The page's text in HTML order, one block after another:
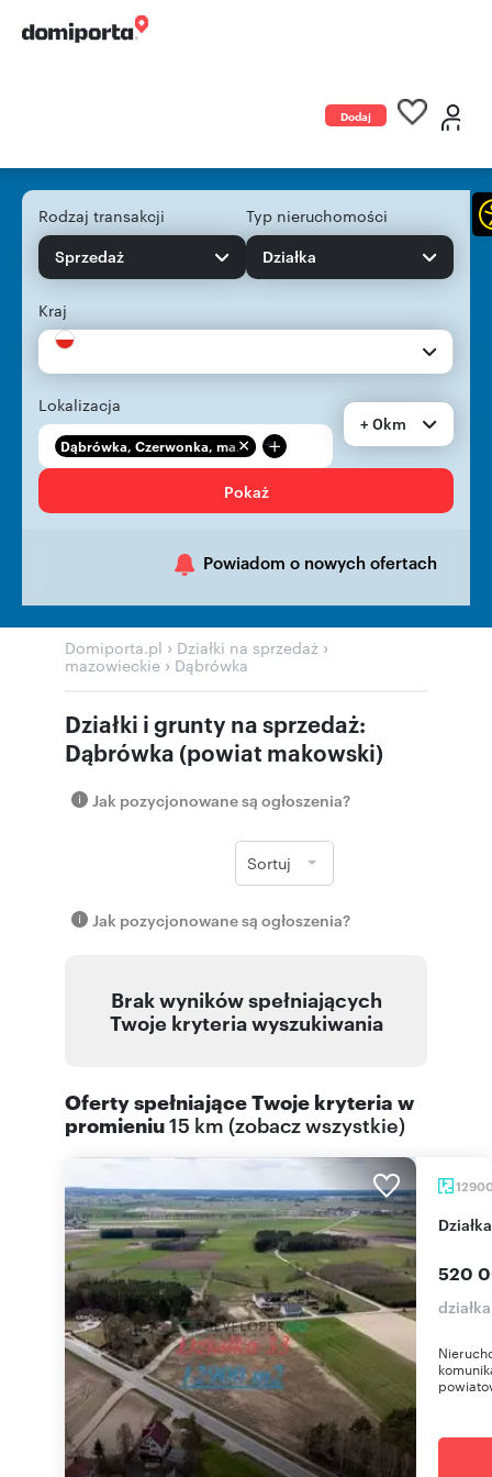
Dodaj
Rodzaj transakcji
Sprzedaż
Typ nieruchomości
Działka
Kraj
Lokalizacja
Dąbrówka, Czerwonka, ma... +
+ 0km
Pokaż
Powiadom o nowych ofertach
Domiporta.pl › Działki na sprzedaż ›
mazowieckie › Dąbrówka
Działki i grunty na sprzedaż:
Dąbrówka (powiat makowski)
Jak pozycjonowane są ogłoszenia?
Sortuj
Jak pozycjonowane są ogłoszenia?
Brak wyników spełniających
Twoje kryteria wyszukiwania
Oferty spełniające Twoje kryteria w
promieniu15 km (zobacz wszystkie)
520